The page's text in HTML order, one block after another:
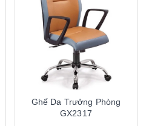
Ghế Da Trưởng Phòng
GX2317